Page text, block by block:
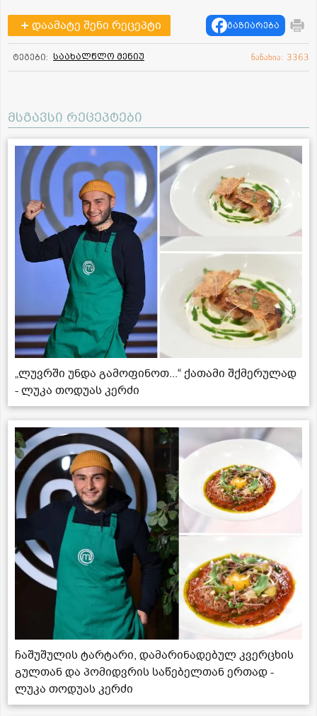
დაამატე შენი რეცეპტი გაზიარება
ტეგები: საახალწლო მენიუ ნანახია: 3363
მსგავსი რეცეპტები
„ლუვრში უნდა გამოფინოთ...“ ქათამი შქმერულად
- ლუკა თოდუას კერძი
ჩაშუშულის ტარტარი, დამარინადებულ კვერცხის
გულთან და პომიდვრის საწებელთან ერთად -
ლუკა თოდუას კერძი